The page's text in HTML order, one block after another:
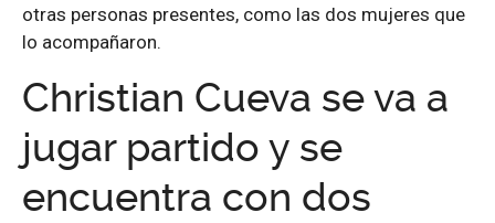
otras personas presentes, como las dos mujeres que
lo acompañaron.
Christian Cueva se va a
jugar partido y se
encuentra con dos